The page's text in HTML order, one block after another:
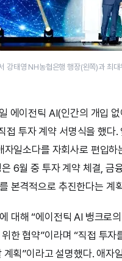
강태영 NH농협은행 행장(왼쪽)과 최
에이전틱 AI(인간의 개입
투자 계약 서명식을 했다
일소다를 자회사로 편입
6월 중 투자 계약 체결, 금
본격적으로 추진한다는 계
대해 “에이전틱 AI 뱅크로
한 협약”이라며 “직접 투
획”이라고 설명했다. 애자